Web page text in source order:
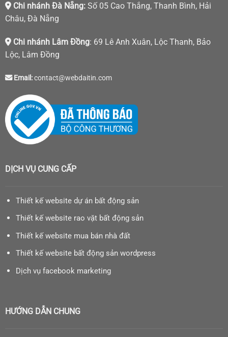
Chi nhánh Đà Nẵng:Số 05 Cao Thắng, Thanh Bình, Hải
Châu, Đà Nẵng
Chi nhánh Lâm Đồng: 69 Lê Anh Xuân, Lộc Thanh, Bảo
Lộc, Lâm Đồng
Email:contact@webdaitin.com
DỊCH VỤ CUNG CẤP
Thiết kế website dự án bất động sản
Thiết kế website rao vặt bất động sản
Thiết kế website mua bán nhà đất
Thiết kế website bất động sản wordpress
Dịch vụ facebook marketing
HƯỚNG DẪN CHUNG